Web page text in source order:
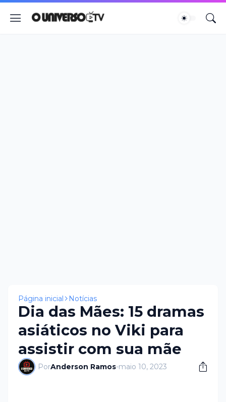
Página inicial Notícias
Dia das Mães: 15 dramas
asiáticos no Viki para
assistir com sua mãe
PorAnderson Ramos-maio 10, 2023